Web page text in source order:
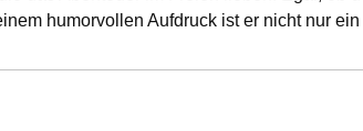
humorvollen Aufdruck ist er nicht nur